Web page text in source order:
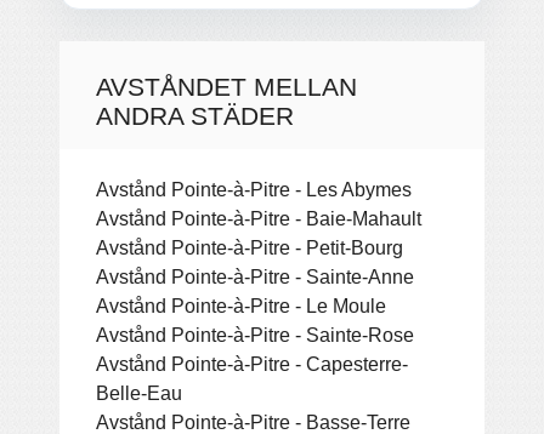
AVSTÅNDET MELLAN
ANDRA STÄDER
Avstånd Pointe-à-Pitre - Les Abymes
Avstånd Pointe-à-Pitre - Baie-Mahault
Avstånd Pointe-à-Pitre - Petit-Bourg
Avstånd Pointe-à-Pitre - Sainte-Anne
Avstånd Pointe-à-Pitre - Le Moule
Avstånd Pointe-à-Pitre - Sainte-Rose
Avstånd Pointe-à-Pitre - Capesterre-
Belle-Eau
Avstånd Pointe-à-Pitre - Basse-Terre